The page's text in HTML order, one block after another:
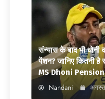
संन्यास के बाद भी धोनी
पेंशन? जानिए कितनी है
MS Dhoni Pension
Nandani